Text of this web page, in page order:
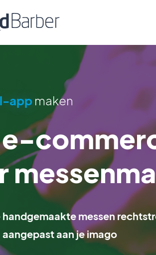
appmaken
e-
messen
aan je imago